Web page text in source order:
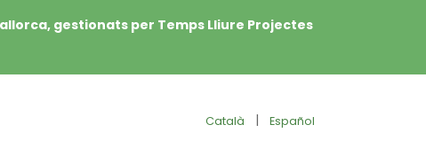
gestionats per Temps Lliure Projectes
Català | Español